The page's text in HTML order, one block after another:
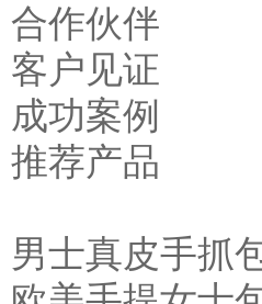
合作伙伴
客户见证
成功案例
推荐产品
男士真皮手抓